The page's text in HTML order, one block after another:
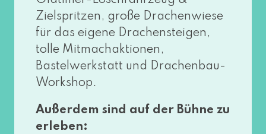
Zielspritzen, gro­ße Drachenwiese
für das eige­ne Drachensteigen,
tol­le Mitmachaktionen,
Bastelwerkstatt und Drachenbau-
Workshop.
Außerdem sind auf der Bühne zu
erleben: